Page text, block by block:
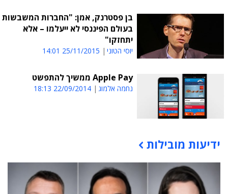
בן פסטרנק, אמן: "החברות המשבשות
בעולם הפיננסי לא ייעלמו – אלא
יתחזקו"
יוסי הטוני 25/11/2015 14:01
Apple Pay ממשיך להתפשט
נחמה אלמוג 22/09/2014 18:13
תוכן פרסומי
ידיעות מובילות